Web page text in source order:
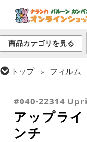
商品カテゴリを見る
トップ フィルム
#040-22314
アップラ
ンチ